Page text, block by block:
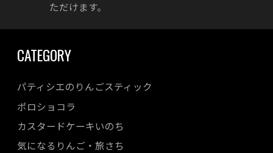
ただけます。
CATEGORY
パティシエのりんごスティック
ポロショコラ
カスタードケーキいのち
気になるりんご・旅さち